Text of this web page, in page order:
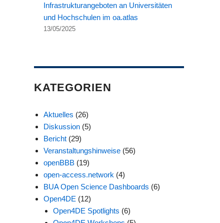
Infrastrukturangeboten an Universitäten
und Hochschulen im oa.atlas
13/05/2025
KATEGORIEN
Aktuelles (26)
Diskussion(5)
Bericht(29)
Veranstaltungshinweise(56)
openBBB(19)
open-access.network(4)
BUA Open Science Dashboards (6)
Open4DE(12)
Open4DE Spotlights (6)